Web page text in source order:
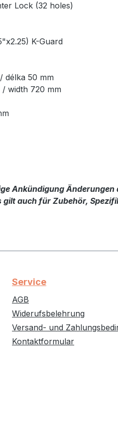
Lock (32 holes)
K-Guard
délka 50 mm
/ width 720 mm
Ankündigung Änderungen
auch für Zubehör,
Service
AGB
Widerufsbelehrung
Versand- und
Kontaktformular